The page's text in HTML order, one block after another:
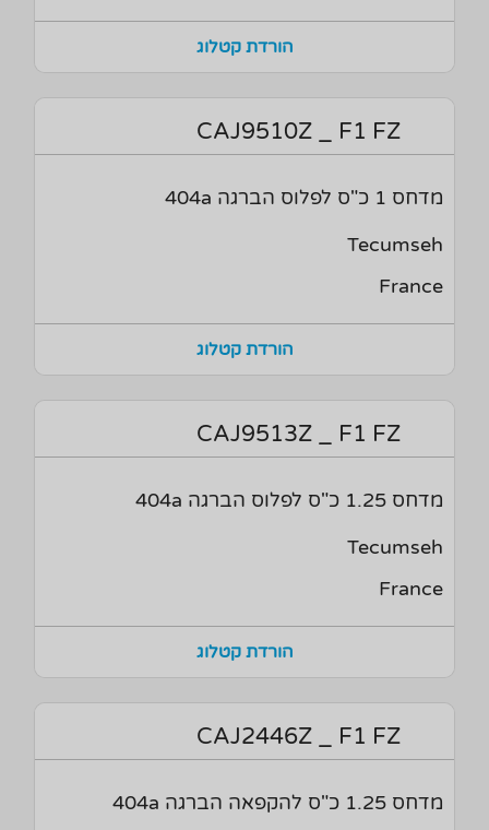
הורדת קטלוג
CAJ9510Z _ F1 FZ
מדחס 1 כ"ס לפלוס הברגה 404a
Tecumseh
France
הורדת קטלוג
CAJ9513Z _ F1 FZ
מדחס 1.25 כ"ס לפלוס הברגה 404a
Tecumseh
France
הורדת קטלוג
CAJ2446Z _ F1 FZ
מדחס 1.25 כ"ס להקפאה הברגה 404a